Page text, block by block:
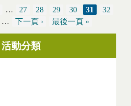
… 27 28 29 30 31
32
… 下一頁 › 最後一頁 »
活動分類